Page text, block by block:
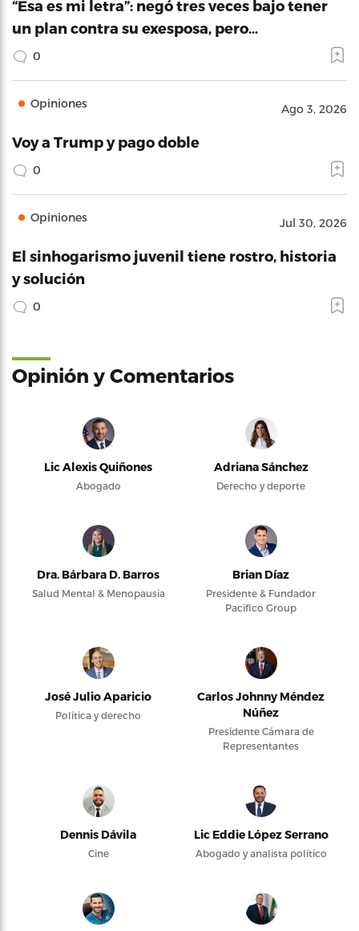
“Esa es mi letra”: negó tres veces bajo tener
un plan contra su exesposa, pero…
0
Opiniones Ago 3, 2026
Voy a Trump y pago doble
0
Opiniones Jul 30, 2026
El sinhogarismo juvenil tiene rostro, historia
y solución
0
Opinión y Comentarios
Lic Alexis Quiñones
Abogado
Adriana Sánchez
Derecho y deporte
Dra. Bárbara D. Barros
Salud Mental & Menopausia
Brian Díaz
Presidente & Fundador
Pacifico Group
José Julio Aparicio
Política y derecho
Carlos Johnny Méndez
Núñez
Presidente Cámara de
Representantes
Dennis Dávila
Cine
Lic Eddie López Serrano
Abogado y analista político